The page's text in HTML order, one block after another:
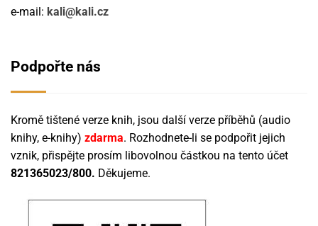
e-mail: kali@kali.cz
Podpořte nás
Kromě tištené verze knih, jsou další verze příběhů (audio
knihy, e-knihy) zdarma. Rozhodnete-li se podpořit jejich
vznik, přispějte prosím libovolnou částkou na tento účet
821365023/800. Děkujeme.